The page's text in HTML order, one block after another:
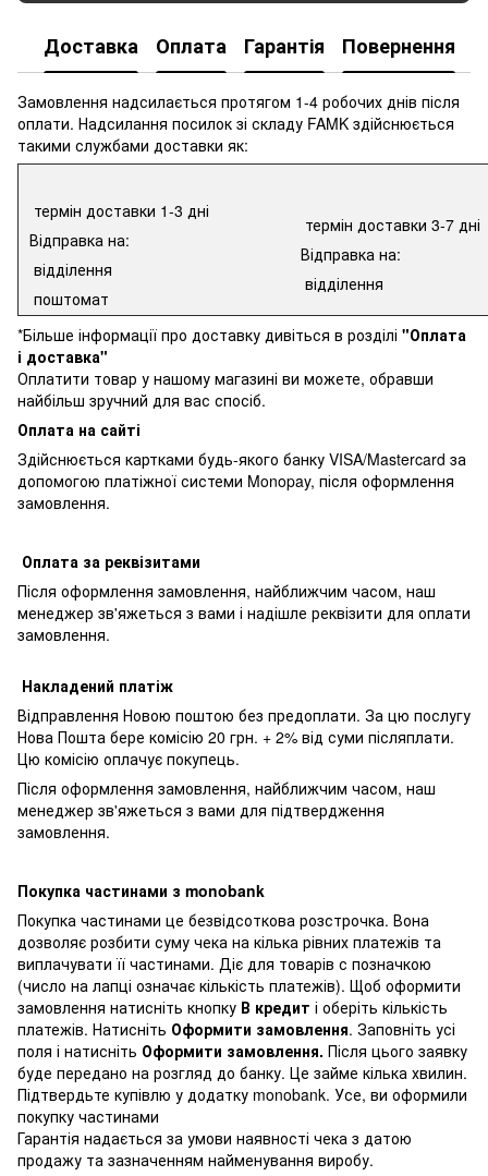
Доставка Оплата Гарантія Повернення
Замовлення надсилається протягом 1-4 робочих днів після
оплати. Надсилання посилок зі складу FAMK здійснюється
такими службами доставки як:
термін доставки 1-3 дні
Відправка на:
відділення
поштомат
термін доставки 3-7 дні
Відправка на:
відділення
*Більше інформації про доставку дивіться в розділі "Оплата
і доставка"
Оплатити товар у нашому магазині ви можете, обравши
найбільш зручний для вас спосіб.
Оплата на сайті
Здійснюється картками будь-якого банку VISA/Mastercard за
допомогою платіжної системи Monopay, після оформлення
замовлення.
Оплата за реквізитами
Після оформлення замовлення, найближчим часом, наш
менеджер зв'яжеться з вами і надішле реквізити для оплати
замовлення.
Накладений платіж
Відправлення Новою поштою без предоплати. За цю послугу
Нова Пошта бере комісію 20 грн. + 2% від суми післяплати.
Цю комісію оплачує покупець.
Після оформлення замовлення, найближчим часом, наш
менеджер зв'яжеться з вами для підтвердження
замовлення.
Покупка частинами з monobank
Покупка частинами це безвідсоткова розстрочка. Вона
дозволяє розбити суму чека на кілька рівних платежів та
виплачувати її частинами. Діє для товарів с позначкою
(число на лапці означає кількість платежів). Щоб оформити
замовлення натисніть кнопку В кредит і оберіть кількість
платежів. Натисніть Оформити замовлення. Заповніть усі
поля і натисніть Оформити замовлення. Після цього заявку
буде передано на розгляд до банку. Це займе кілька хвилин.
Підтвердьте купівлю у додатку monobank. Усе, ви оформили
покупку частинами
Гарантія надається за умови наявності чека з датою
продажу та зазначенням найменування виробу.